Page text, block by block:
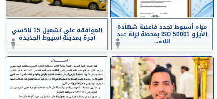
مياه أسيوط تجدد فاعلية شهادة
الأيزو ISO 50001 بمحطة نزلة عبد
اللاه...
الموافقة على تشغيل 15 تاكسي
أجرة بمدينة أسيوط الجديدة